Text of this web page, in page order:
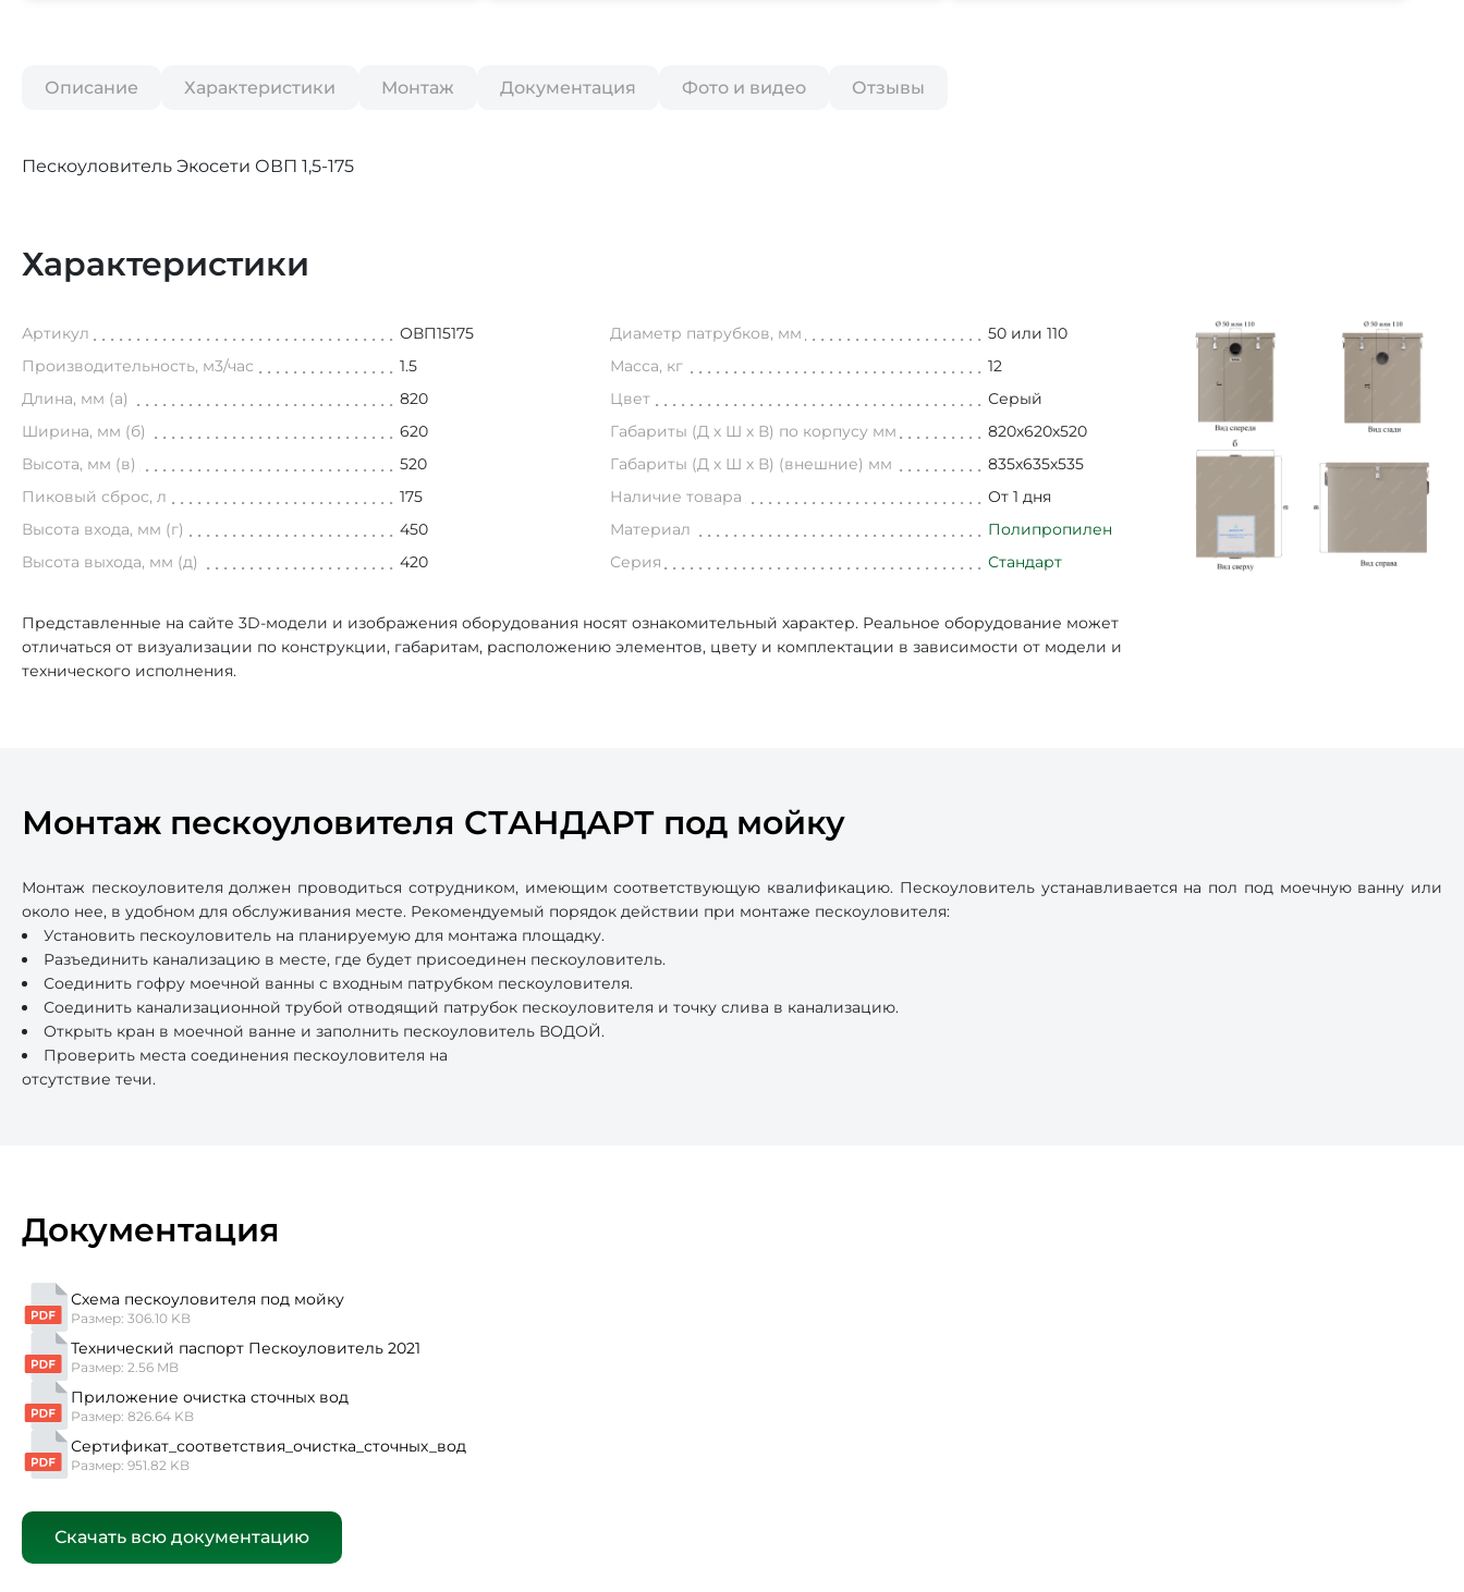
Описание Характеристики Монтаж Документация Фото и видео Отзывы
Пескоуловитель Экосети ОВП 1,5-175
Характеристики
Артикул
ОВП15175
Производительность, м3/час
1.5
Длина, мм (а)
820
Ширина, мм (б)
620
Высота, мм (в)
520
Пиковый сброс, л
175
Высота входа, мм (г)
450
Высота выхода, мм (д)
420
Диаметр патрубков, мм
50 или 110
Масса, кг
12
Цвет
Серый
Габариты (Д х Ш х В) по корпусу мм
820х620х520
Габариты (Д х Ш х В) (внешние) мм
835х635х535
Наличие товара
От 1 дня
Материал
Полипропилен
Серия
Стандарт
Представленные на сайте 3D-модели и изображения оборудования носят ознакомительный характер. Реальное оборудование может
отличаться от визуализации по конструкции, габаритам, расположению элементов, цвету и комплектации в зависимости от модели и
технического исполнения.
Монтаж пескоуловителя СТАНДАРТ под мойку
Монтаж пескоуловителя должен проводиться сотрудником, имеющим соответствующую квалификацию. Пескоуловитель устанавливается на пол под моечную ванну или
около нее, в удобном для обслуживания месте. Рекомендуемый порядок действии при монтаже пескоуловителя:
Установить пескоуловитель на планируемую для монтажа площадку.
Разъединить канализацию в месте, где будет присоединен пескоуловитель.
Соединить гофру моечной ванны с входным патрубком пескоуловителя.
Соединить канализационной трубой отводящий патрубок пескоуловителя и точку слива в канализацию.
Открыть кран в моечной ванне и заполнить пескоуловитель ВОДОЙ.
Проверить места соединения пескоуловителя на
отсутствие течи.
Документация
Схема пескоуловителя под мойку
Размер: 306.10 KB
Технический паспорт Пескоуловитель 2021
Размер: 2.56 MB
Приложение очистка сточных вод
Размер: 826.64 KB
Сертификат_соответствия_очистка_сточных_вод
Размер: 951.82 KB
Скачать всю документацию